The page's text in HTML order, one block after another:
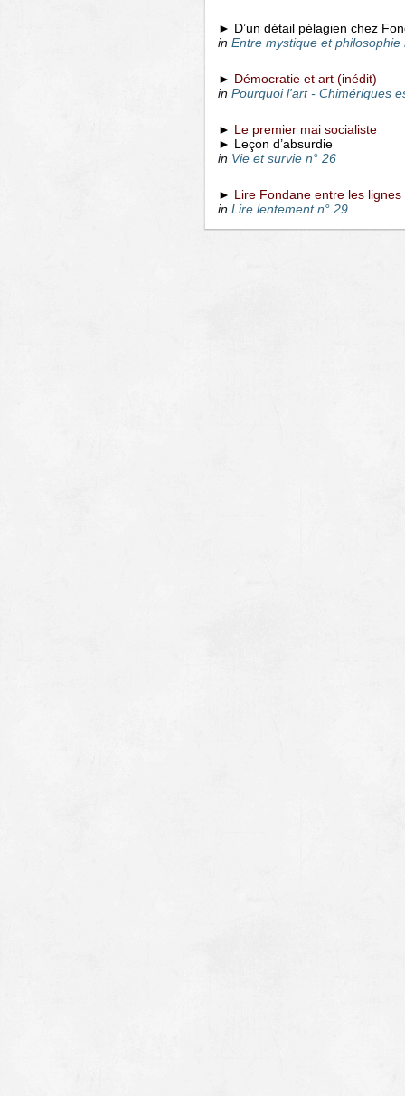
► D’un détail pélagien chez
in Entre mystique et philosophie
► Démocratie et art (inédit)
in Pourquoi l'art - Chimériques
► Le premier mai socialiste
► Leçon d’absurdie
in Vie et survie n° 26
► Lire Fondane entre les
in Lire lentement n° 29